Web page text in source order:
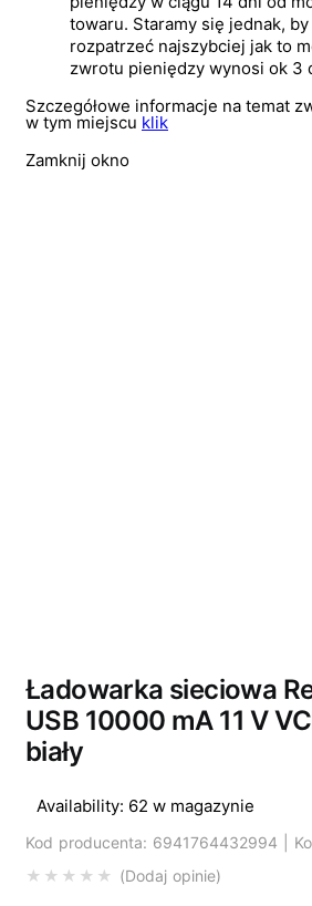
towaru. Staramy się jednak,
rozpatrzeć najszybciej jak to
zwrotu pieniędzy wynosi ok 3
Szczegółowe informacje na temat
w tym miejscu klik
Zamknij okno
Ładowarka sieciowa
USB 10000 mA 11 V
biały
Dodaj opinie
Availability: 62 w magazynie
Kod producenta: 6941764432994 |